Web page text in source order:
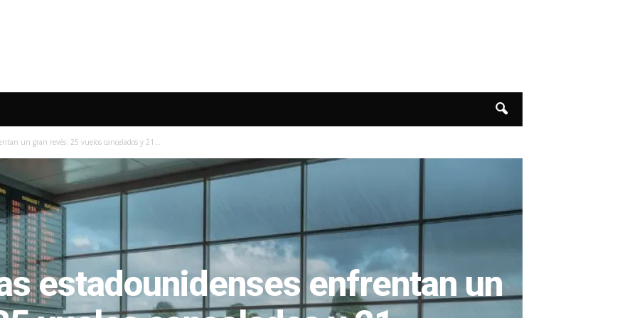
un gran revés: 25 vuelos cancelados y 21...
estadounidenses enfrentan un